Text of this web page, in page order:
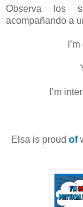
Observa los
acompañando a
I’m
Elsa is proud of